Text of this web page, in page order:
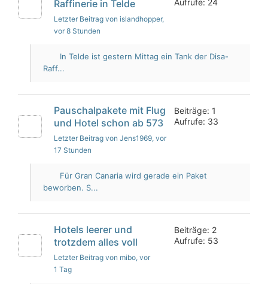
Raffinerie in Telde
Letzter Beitrag von islandhopper,
vor 8 Stunden
In Telde ist gestern Mittag ein Tank der Disa-
Raff...
Pauschalpakete mit Flug
und Hotel schon ab 573
Letzter Beitrag von Jens1969, vor
17 Stunden
Beiträge: 1
Aufrufe: 33
Für Gran Canaria wird gerade ein Paket
beworben. S...
Hotels leerer und
trotzdem alles voll
Letzter Beitrag von mibo, vor
1 Tag
Beiträge: 2
Aufrufe: 53